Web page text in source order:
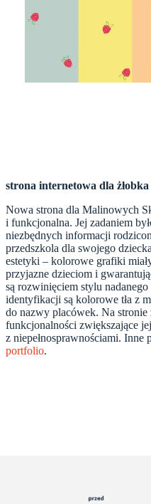
strona internetowa dla
Nowa strona dla Malinowych
i funkcjonalna. Jej zadaniem
niezbędnych informacji
przedszkola dla swojego
estetyki – kolorowe grafiki
przyjazne dzieciom i
są rozwinięciem stylu
identyfikacji są kolorowe tła z
do nazwy placówek. Na stronie
funkcjonalności zwiększające
z niepełnosprawnościami.
portfolio.